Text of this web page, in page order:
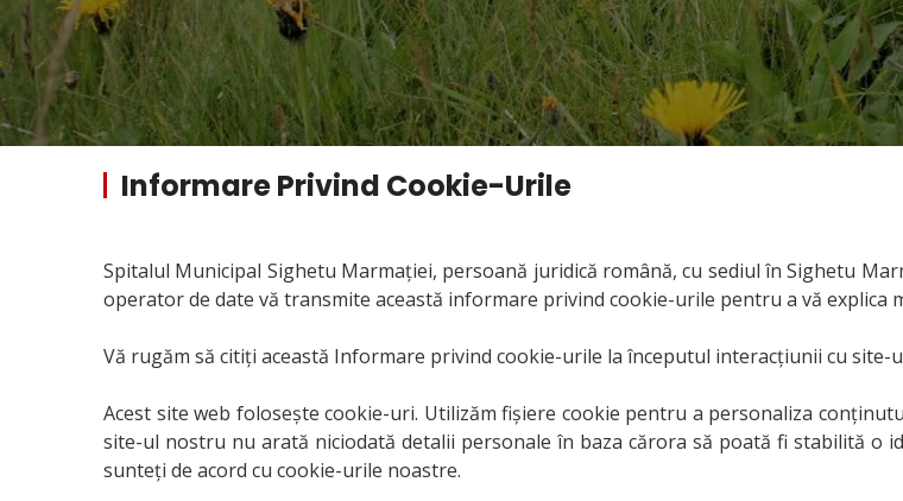
Informare Privind Cookie-Urile
Spitalul Municipal Sighetu Marmaţiei, persoană juridică română, cu sediul în Sighetu
operator de date vă transmite această informare privind cookie-urile pentru a vă explica
Vă rugăm să citiți această Informare privind cookie-urile la începutul interacțiunii cu site-
Acest site web folosește cookie-uri. Utilizăm fișiere cookie pentru a personaliza
site-ul nostru nu arată niciodată detalii personale în baza cărora să poată fi stabilită o
sunteți de acord cu cookie-urile noastre.